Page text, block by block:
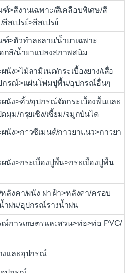
>สีงานเฉพาะ/สีเคลือบพิเศษ/สี
สเปรย์>สีสเปรย์
>ตัวทำละลาย/น้ำยาเฉพาะ
กสี/น้ำยาแปลงสภาพสนิม
นัง>ไม้ลามิเนต/กระเบื้องยาง/เสื่อ
กรณ์>แผ่นโฟมปูพื้น/อุปกรณ์อื่นๆ
นัง>คิ้ว/อุปกรณ์จัดกระเบื้องพื้นและ
มุม/กรุยเชิง/เซี้ยม/จมูกบันได
นัง>กาวซีเมนต์/กาวยาแนว>กาวยา
นัง>กระเบื้องปูพื้น>กระเบื้องปูพื้น
ลังคา/ผนัง ฝา ฝ้า>หลังคา/ครอบ
ำฝน/อุปกรณ์รางน้ำฝน
ณ์การเกษตรและสวน>ท่อ>ท่อ PVC/
งและอุปกรณ์